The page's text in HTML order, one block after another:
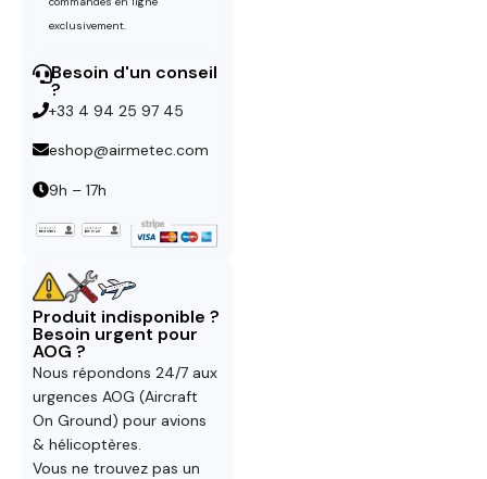
exclusivement.
Besoin d'un conseil
?
+33 4 94 25 97 45
eshop@airmetec.com
9h – 17h
Produit indisponible ?
Besoin urgent pour
AOG ?
Nous répondons 24/7 aux
urgences AOG (Aircraft
On Ground) pour avions
& hélicoptères.
Vous ne trouvez pas un